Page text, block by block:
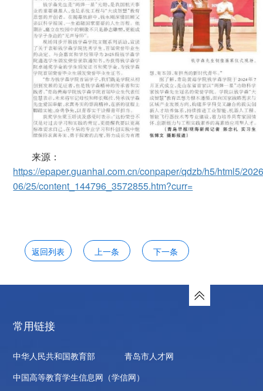
来源：
https://epaper.guanhai.com.cn/conpaper/qdzb/h5/html5/
06/25/content_144796_3572855.htm?curr=
返回列表 上一条 下一条
常用链接
中华人民共和国教育部
青岛市人才网
中国高等教育学生信息网（学信网）